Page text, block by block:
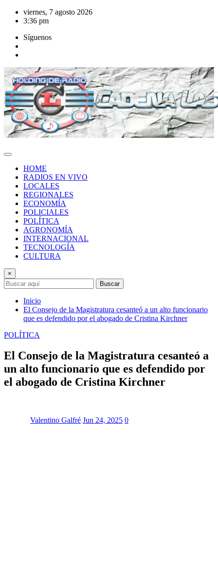
Saltar
viernes, 7 agosto 2026
3:36 pm
Síguenos
HOME
RADIOS EN VIVO
LOCALES
REGIONALES
ECONOMÍA
POLICIALES
POLÍTICA
AGRONOMÍA
INTERNACIONAL
TECNOLOGÍA
CULTURA
×
Buscar
Inicio
El Consejo de la Magistratura cesanteó a un alto funcionario
que es defendido por el abogado de Cristina Kirchner
POLÍTICA
El Consejo de la Magistratura cesanteó a
un alto funcionario que es defendido por
el abogado de Cristina Kirchner
Valentino Galfré Jun 24, 2025 0